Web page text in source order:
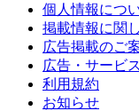
個人情報につ
掲載情報に関
広告掲載のご
広告・サービ
利用規約
お知らせ